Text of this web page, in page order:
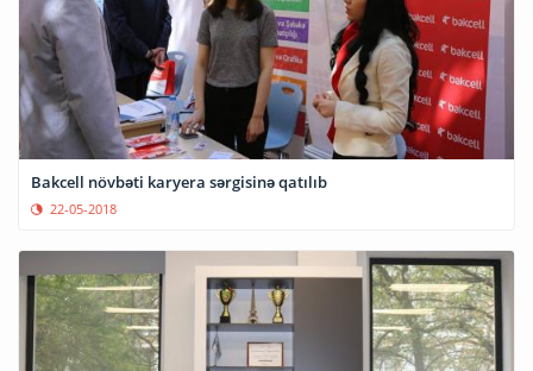
Bakcell növbəti karyera sərgisinə qatılıb
22-05-2018